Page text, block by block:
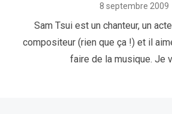
Posted
8 septembre 2009
Sam Tsui est un chanteur, un
compositeur (rien que ça !) et il
faire de la musique. Je